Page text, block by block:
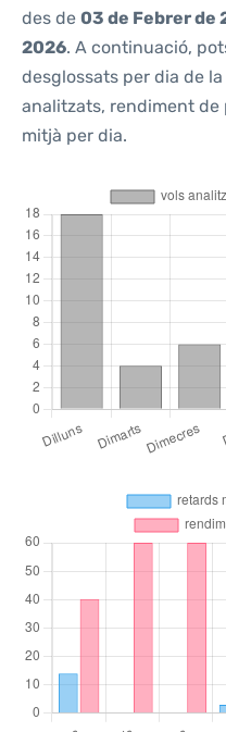
des de 03 de Febrer de
2026. A continuació,
desglossats per dia de
analitzats, rendiment
mitjà per dia.